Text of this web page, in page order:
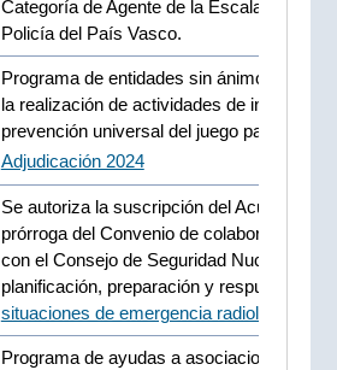
Categoría de Agente de la Escala Básica
Policía del País Vasco.
Programa de entidades sin ánimo de lucro
la realización de actividades de
prevención universal del juego patológico.
Adjudicación 2024
Se autoriza la suscripción del Acuerdo de
prórroga del Convenio de colaboración
con el Consejo de Seguridad Nuclear,
planificación, preparación y respuesta ante
situaciones de emergencia radiológica
Programa de ayudas a asociaciones sin